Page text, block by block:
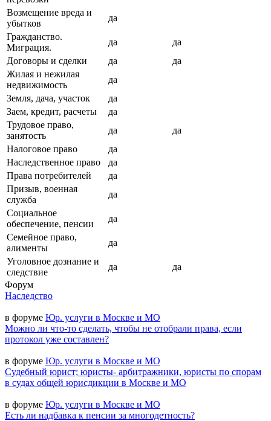
Возмещение вреда и
убытков
да
Гражданство.
Миграция.
да
да
Договоры и сделки
да
да
Жилая и нежилая
недвижимость
да
Земля, дача, участок
да
Заем, кредит, расчеты
да
Трудовое право,
занятость
да
да
Налоговое право
да
Наследственное право
да
Права потребителей
да
Призыв, военная
служба
да
Социальное
обеспечение, пенсии
да
Семейное право,
алименты
да
Уголовное дознание и
следствие
да
да
Форум
Наследство
в форуме Юр. услуги в Москве и МО
Можно ли что-то сделать, чтобы не отобрали права, если
протокол уже составлен?
в форуме Юр. услуги в Москве и МО
Судебный юрист; юристы- арбитражники, юристы по спорам
в судах общей юрисдикции в Москве и МО
в форуме Юр. услуги в Москве и МО
Есть ли надбавка к пенсии за многодетность?